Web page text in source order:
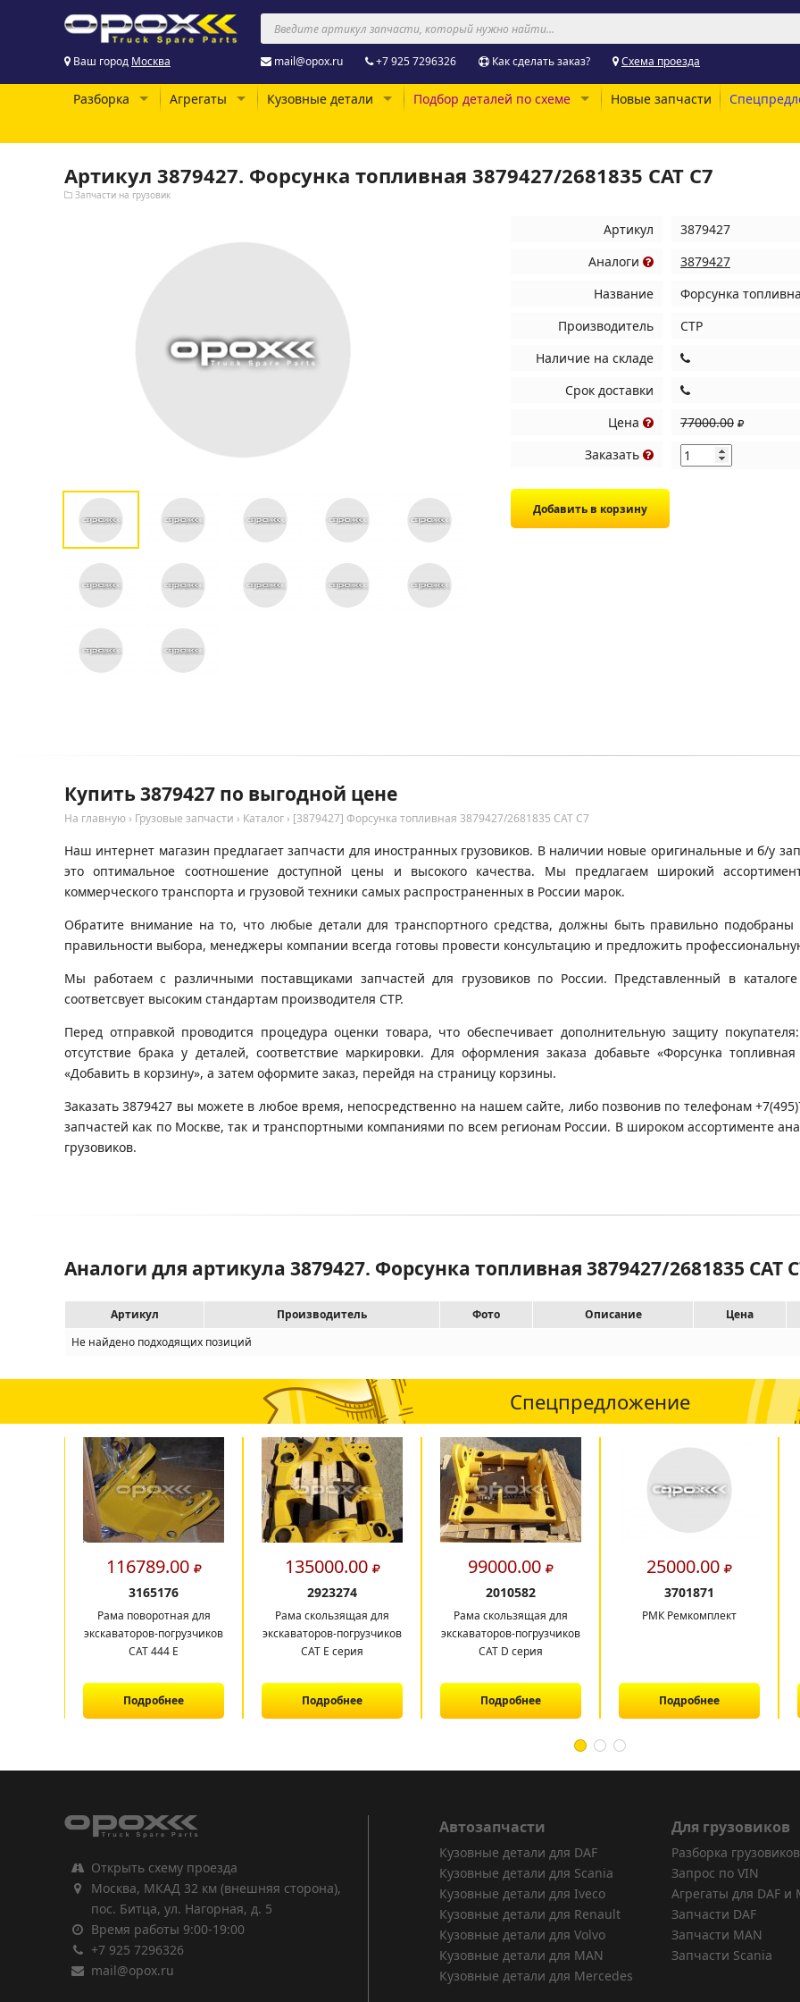
Ваш город Москва mail@opox.ru +7 925 7296326 Как сделать заказ? Схема проезда
Разборка Агрегаты Кузовные детали Подбор деталей по схеме Новые запчасти
Артикул 3879427. Форсунка топливная 3879427/2681835 CAT C7
Запчасти на грузовик
Артикул
3879427
Аналоги
3879427
Название
Форсунка
Производитель
CTP
Наличие на складе
Срок доставки
Цена
77000.00
Заказать
Купить 3879427 по выгодной цене
На главную › Грузовые запчасти › Каталог › [3879427] Форсунка топливная 3879427/2681835 CAT C7
Наш интернет магазин предлагает запчасти для иностранных грузовиков. В наличии новые оригинальные и б/у
это оптимальное соотношение доступной цены и высокого качества. Мы предлагаем широкий
коммерческого транспорта и грузовой техники самых распространенных в России марок.
Обратите внимание на то, что любые детали для транспортного средства, должны быть правильно
правильности выбора, менеджеры компании всегда готовы провести консультацию и предложить
Мы работаем с различными поставщиками запчастей для грузовиков по России. Представленный в
соответсвует высоким стандартам производителя CTP.
Перед отправкой проводится процедура оценки товара, что обеспечивает дополнительную защиту
отсутствие брака у деталей, соответствие маркировки. Для оформления заказа добавьте «Форсунка
«Добавить в корзину», а затем оформите заказ, перейдя на страницу корзины.
Заказать 3879427 вы можете в любое время, непосредственно на нашем сайте, либо позвонив по телефонам
запчастей как по Москве, так и транспортными компаниями по всем регионам России. В широком ассортименте
грузовиков.
Аналоги для артикула 3879427. Форсунка топливная 3879427/2681835 CAT
Артикул Производитель Фото Описание Цена
Не найдено подходящих позиций
Спецпредложение
116789.00
3165176
Рама поворотная для
экскаваторов-погрузчиков
САТ 444 E
Подробнее
135000.00
2923274
Рама скользящая для
экскаваторов-погрузчиков
CAT E серия
Подробнее
99000.00
2010582
Рама скользящая для
экскаваторов-погрузчиков
CAT D серия
Подробнее
25000.00
3701871
РМК Ремкомплект
Подробнее
Открыть схему проезда
Москва, МКАД 32 км (внешняя сторона),
пос. Битца, ул. Нагорная, д. 5
Время работы 9:00-19:00
+7 925 7296326
mail@opox.ru
Автозапчасти
Кузовные детали для DAF
Кузовные детали для Scania
Кузовные детали для Iveco
Кузовные детали для Renault
Кузовные детали для Volvo
Кузовные детали для MAN
Кузовные детали для Mercedes
Для грузовиков
Разборка грузовиков
Запрос по VIN
Агрегаты для DAF и
Запчасти DAF
Запчасти MAN
Запчасти Scania